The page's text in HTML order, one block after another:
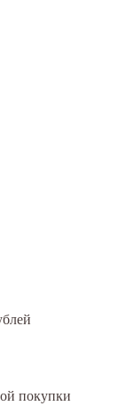
покупки